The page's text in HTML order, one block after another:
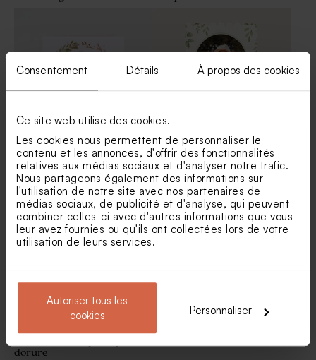
Consentement Détails À propos des cookies
Ce site web utilise des cookies.
Les cookies nous permettent de personnaliser le
contenu et les annonces, d'offrir des fonctionnalités
relatives aux médias sociaux et d'analyser notre trafic.
Nous partageons également des informations sur
l'utilisation de notre site avec nos partenaires de
médias sociaux, de publicité et d'analyse, qui peuvent
combiner celles-ci avec d'autres informations que vous
leur avez fournies ou qu'ils ont collectées lors de votre
utilisation de leurs services.
Autoriser tous les
cookies
Personnaliser
senteur Fraîcheur
Pot en verre communion
nervuré couvercle bois
gravure message
Bombes à graines
communion ton ivoire (± 25
ex)
Faire part communion
couronne végétale
Carte invitation communion
chic dentelée
Carte invitation communion
dorure
Invitation communion ronde